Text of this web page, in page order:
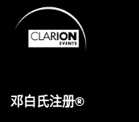
邓白氏注册®